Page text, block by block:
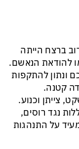
ברצח הייתה
להודאת הנאשם.
ונתון להתקפות
קטנה.
צייתן וכנוע.
נגד רוסים,
על התנהגות